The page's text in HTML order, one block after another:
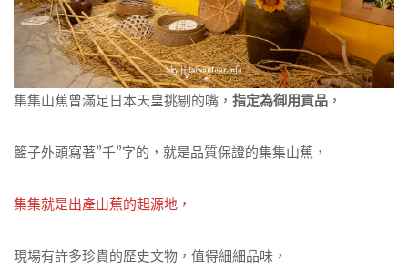
集集山蕉曾滿足日本天皇挑剔的嘴， 指定為御用貢品 ，
籃子外頭寫著”千”字的，就是品質保證的集集山蕉，
集集就是出產山蕉的起源地，
現場有許多珍貴的歷史文物，值得細細品味，